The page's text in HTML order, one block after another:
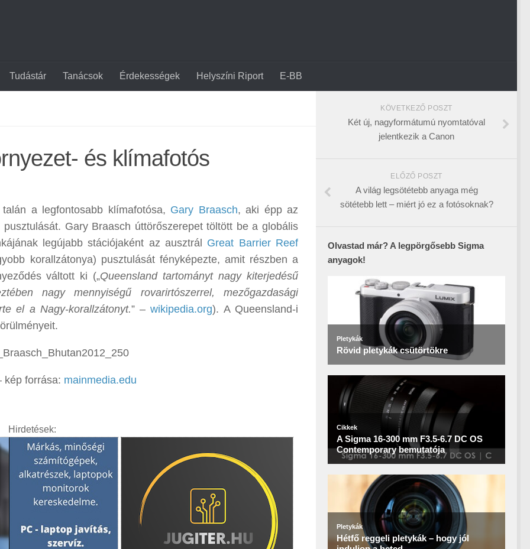
Tudástár Tanácsok Érdekességek Helyszíni Riport E-BB
és klímafotós
a legfontosabb klímafotósa, Gary Braasch, aki épp az
Gary Braasch úttörőszerepet töltött be a globális
legújabb stációjaként az ausztrál Great Barrier Reef
korallzátonya) pusztulását fényképezte, amit részben a
váltott ki („Queensland tartományt nagy kiterjedésű
nagy mennyiségű rovarirtószerrel, mezőgazdasági
el a Nagy-korallzátonyt.” –wikipedia.org). A Queensland-i
kép forrása: mainmedia.edu
Hirdetések:
KÖVETKEZŐ POSZT
Két új, nagyformátumú nyomtatóval
jelentkezik a Canon
ELŐZŐ POSZT
A világ legsötétebb anyaga még
sötétebb lett – miért jó ez a fotósoknak?
Olvastad már? A legpörgősebb Sigma
anyagok!